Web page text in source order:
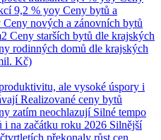
9,2 % yoy Ceny bytů a
Ceny nových a zánovních bytů
Ceny starších bytů dle krajských
rodinných domů dle krajských
Kč)
ale vysoké úspory i
Realizované ceny bytů
zatím neochlazují Silné tempo
i na začátku roku 2026 Silnější
překonaly růst cen